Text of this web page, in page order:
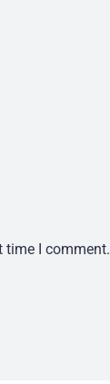
time I comment.